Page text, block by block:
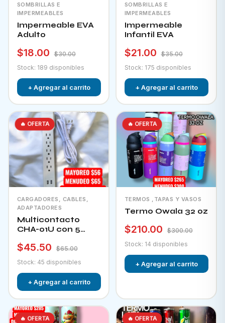
SOMBRILLAS E
IMPERMEABLES
Impermeable EVA
Adulto
$18.00
$30.00
Stock: 189 disponibles
+ Agregar al carrito
SOMBRILLAS E
IMPERMEABLES
Impermeable
Infantil EVA
$21.00
$35.00
Stock: 175 disponibles
+ Agregar al carrito
🔥 OFERTA
CARGADORES, CABLES,
ADAPTADORES
Multicontacto
CHA-01U con 5
puertos usb e
$45.50
$65.00
Stock: 45 disponibles
+ Agregar al carrito
🔥 OFERTA
TERMOS ,TAPAS Y VASOS
Termo Owala 32 oz
$210.00
$300.00
Stock: 14 disponibles
+ Agregar al carrito
🔥 OFERTA 🔥 OFERTA